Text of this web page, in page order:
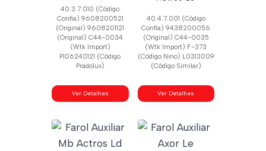
40.3.7.010 (Código
Confia) 9608200521
(Original) 9608201121
(Original) C44-0034
(Wtk Import)
Pl06240121 (Código
Pradolux)
Ver Detalhes
40.4.7.001 (Código
Confia) 9438200056
(Original) C44-0035
(Wtk Import) F-373
(Código Nino) L0313009
(Código Similar)
Ver Detalhes